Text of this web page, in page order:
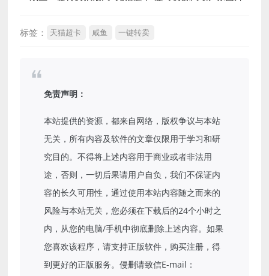
标签： 天猫超卡 咸鱼 一键转卖
免责声明：
本站提供的资源，都来自网络，版权争议与本站
无关，所有内容及软件的文章仅限用于学习和研
究目的。不得将上述内容用于商业或者非法用
途，否则，一切后果请用户自负，我们不保证内
容的长久可用性，通过使用本站内容随之而来的
风险与本站无关，您必须在下载后的24个小时之
内，从您的电脑/手机中彻底删除上述内容。如果
您喜欢该程序，请支持正版软件，购买注册，得
到更好的正版服务。侵删请致信E-mail：